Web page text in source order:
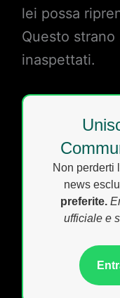
lei possa
Questo
inaspettati.
Non perderti
news
preferite.
ufficiale e